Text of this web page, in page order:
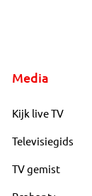
Media
Kijk live TV
Televisiegids
TV gemist